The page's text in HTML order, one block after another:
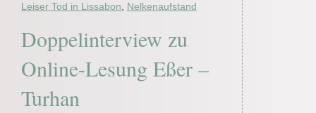
Leiser Tod in Lissabon
Nelkenaufstand
Doppelinterview zu
Online-Lesung Eßer –
Turhan